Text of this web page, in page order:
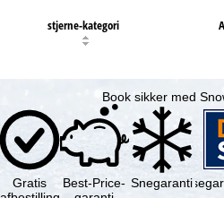
stjerne-kategori
Book sikker med
Gratis
Best-Price- Snegaranti